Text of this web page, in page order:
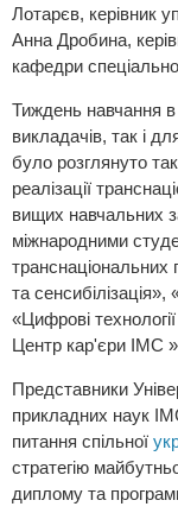
Лотарєв, керівник
Анна Дробина,
кафедри
Тиждень навчання в
викладачів, так і
було розглянуто
реалізації
вищих навчальних
міжнародними
транснаціональних
та
«Цифрові
Центр кар'єри IMC
Представники
прикладних наук
питання спільної
стратегію
диплому та